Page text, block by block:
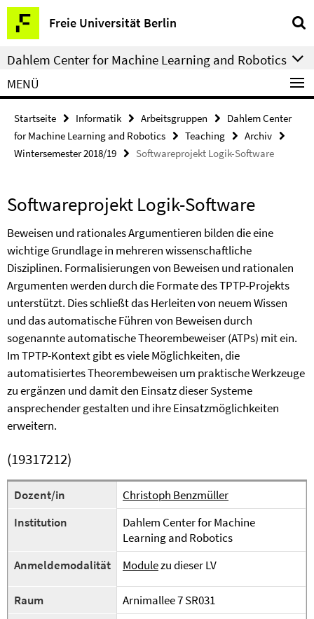
Springe
direkt
zu
Inhalt
Freie Universität Berlin
Service-
Navigation
Dahlem Center for Machine Learning and Robotics
MENÜ
Startseite Informatik Arbeitsgruppen
Dahlem Center
for Machine Learning and Robotics
Teaching
Archiv
Wintersemester 2018/19
Softwareprojekt Logik-Software
Softwareprojekt Logik-Software
Beweisen und rationales Argumentieren bilden die eine
wichtige Grundlage in mehreren wissenschaftliche
Disziplinen. Formalisierungen von Beweisen und rationalen
Argumenten werden durch die Formate des TPTP-Projekts
unterstützt. Dies schließt das Herleiten von neuem Wissen
und das automatische Führen von Beweisen durch
sogenannte automatische Theorembeweiser (ATPs) mit ein.
Im TPTP-Kontext gibt es viele Möglichkeiten, die
automatisiertes Theorembeweisen um praktische Werkzeuge
zu ergänzen und damit den Einsatz dieser Systeme
ansprechender gestalten und ihre Einsatzmöglichkeiten
erweitern.
(19317212)
Dozent/in
Christoph Benzmüller
Institution
Dahlem Center for Machine
Learning and Robotics
Anmeldemodalität
Modulezu dieser LV
Raum
Arnimallee 7 SR031